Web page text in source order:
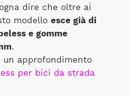
dire che oltre ai
modello esce già di
e gomme
.
un approfondimento
per bici da strada